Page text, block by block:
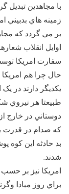
با مجاهدين تبديل
زمينه هاي بدبيني
بر مي گردد که
اوايل انقلاب
سفارت امريکا
حال چرا هم
يکديگر دارند در
طبيعتا هر
دوستاني در خارج
که صدام در قدرت
بد حادثه اين کوه
شدند.
امريکا نيز بر
براي روز مبادا